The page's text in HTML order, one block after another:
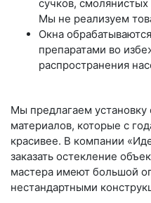
сучков,
Мы не реализуем
Окна
препаратами во
распространения
Мы предлагаем
материалов, которые с
красивее. В компании
заказать остекление
мастера имеют большой
нестандартными